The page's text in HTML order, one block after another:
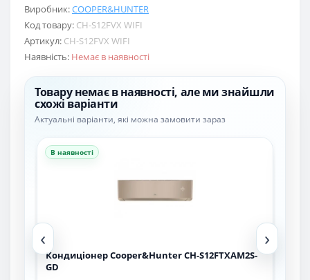
Виробник:COOPER&HUNTER
Код товару: CH-S12FVX WIFI
Артикул: CH-S12FVX WIFI
Наявність: Немає в наявності
Товару немає в наявності, але ми знайшли
схожі варіанти
Актуальні варіанти, які можна замовити зараз
‹
В наявності
Кондиціонер Cooper&Hunter CH-S12FTXAM2S-
GD
›